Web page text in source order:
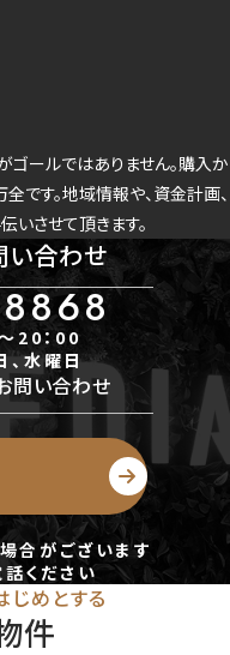
ールではありません。購入か
です。地域情報や、資金計画、
させて頂きます。
い合わせ
20：00
、水曜日
問い合わせ
合がございます
ください
じめとする
件